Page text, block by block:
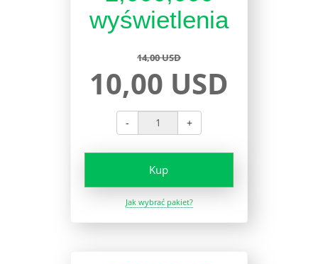
wyświetlenia
14,00 USD
10,00 USD
- +
Kup
Jak wybrać pakiet?